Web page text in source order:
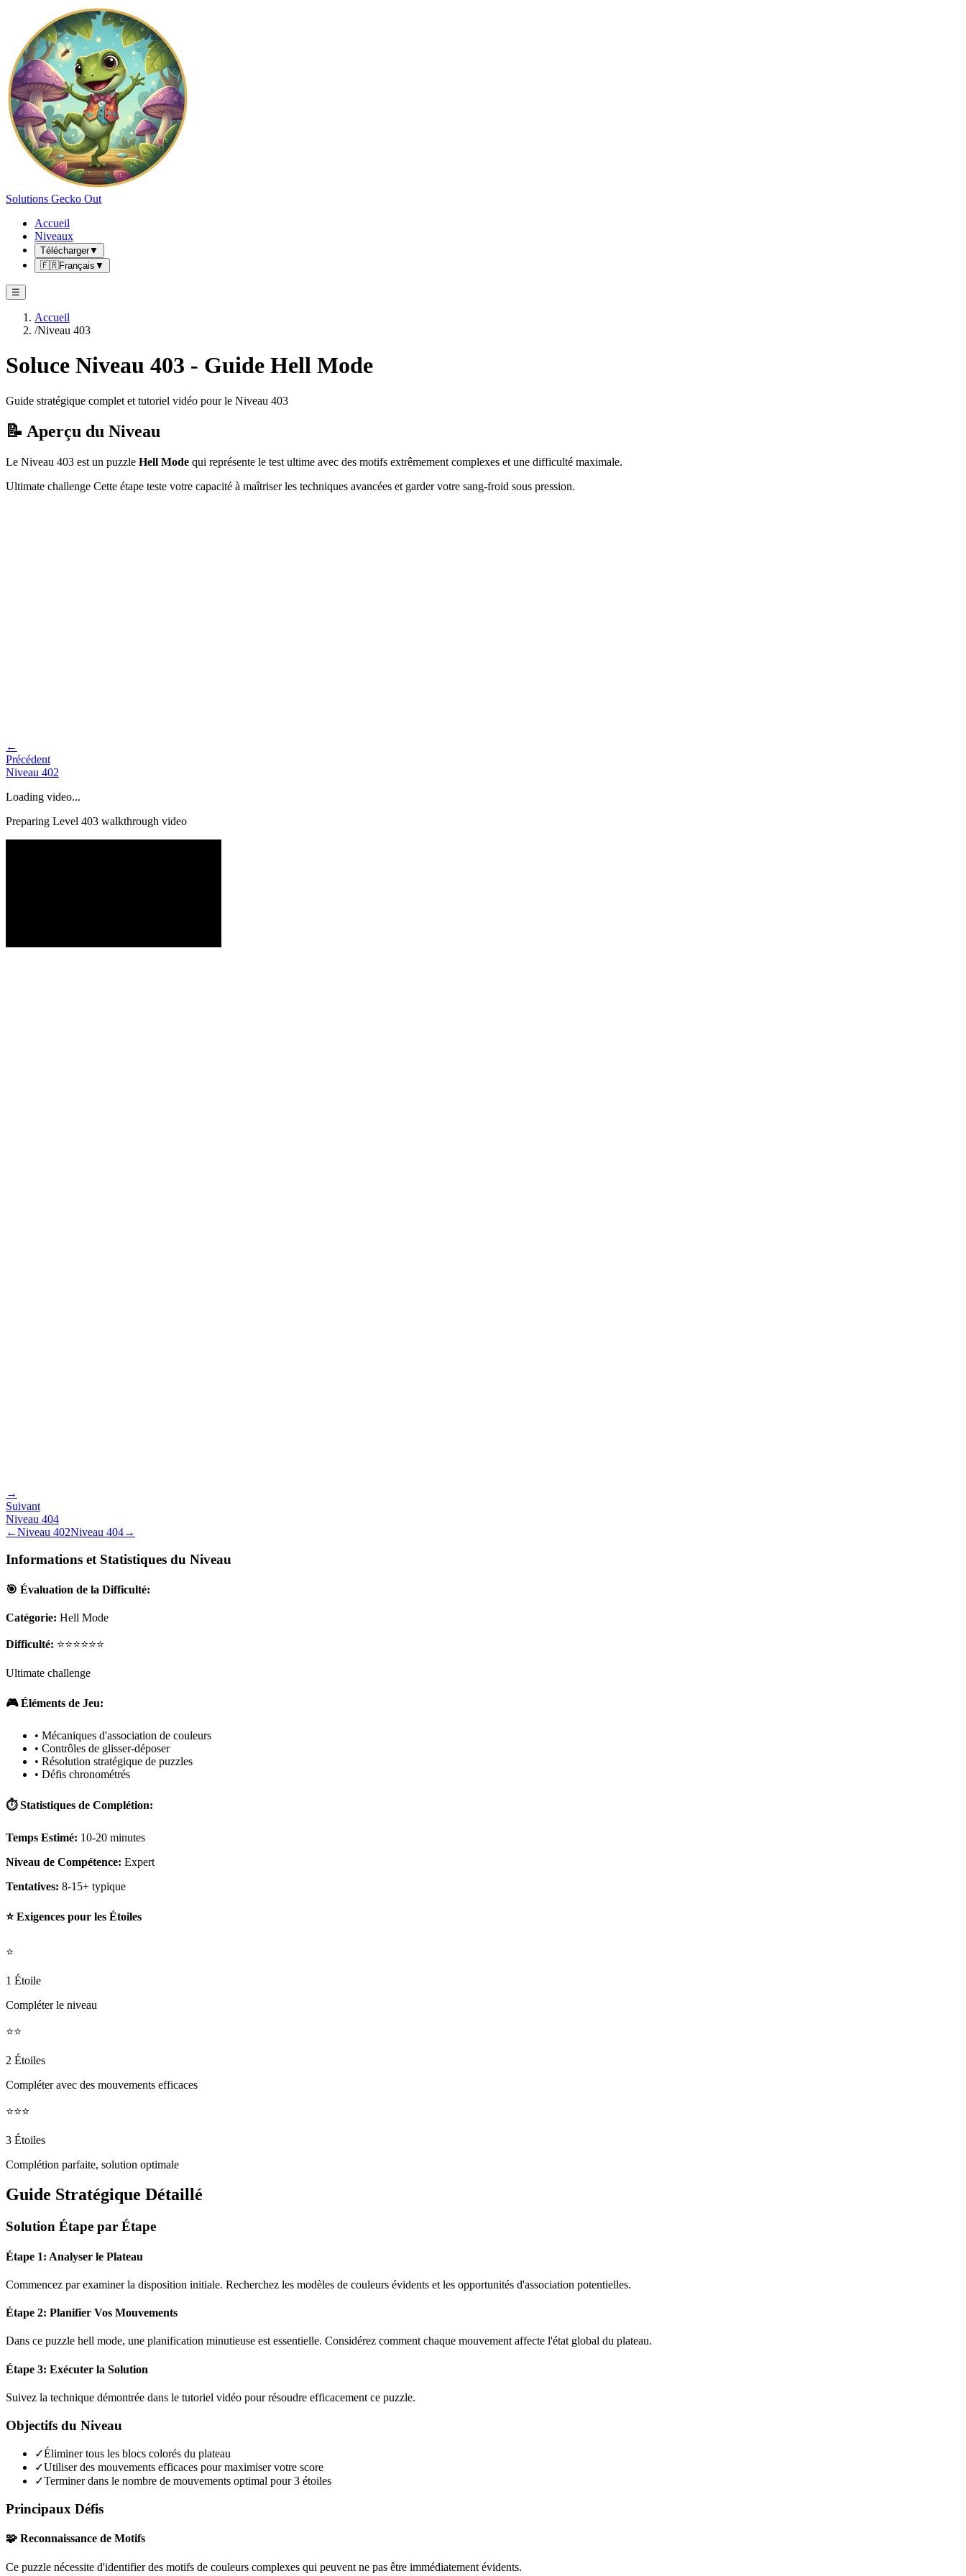
Solutions Gecko Out
Accueil
Niveaux
Télécharger▼
🇫🇷Français ▼
☰
Accueil
/Niveau 403
Soluce Niveau 403 - Guide Hell Mode
Guide stratégique complet et tutoriel vidéo pour le Niveau 403
📝 Aperçu du Niveau
Le Niveau 403 est un puzzle Hell Mode qui représente le test ultime avec des motifs extrêmement complexes et une difficulté maximale.
Ultimate challenge Cette étape teste votre capacité à maîtriser les techniques avancées et garder votre sang-froid sous pression.
←
Précédent
Niveau 402
Loading video...
Preparing Level 403 walkthrough video
→
Suivant
Niveau 404
←Niveau 402Niveau 404→
Informations et Statistiques du Niveau
🎯 Évaluation de la Difficulté:
Catégorie: Hell Mode
Difficulté: ⭐⭐⭐⭐⭐⭐
Ultimate challenge
🎮 Éléments de Jeu:
• Mécaniques d'association de couleurs
• Contrôles de glisser-déposer
• Résolution stratégique de puzzles
• Défis chronométrés
⏱️ Statistiques de Complétion:
Temps Estimé: 10-20 minutes
Niveau de Compétence: Expert
Tentatives: 8-15+ typique
⭐ Exigences pour les Étoiles
⭐
1 Étoile
Compléter le niveau
⭐⭐
2 Étoiles
Compléter avec des mouvements efficaces
⭐⭐⭐
3 Étoiles
Complétion parfaite, solution optimale
Guide Stratégique Détaillé
Solution Étape par Étape
Étape 1: Analyser le Plateau
Commencez par examiner la disposition initiale. Recherchez les modèles de couleurs évidents et les opportunités d'association potentielles.
Étape 2: Planifier Vos Mouvements
Dans ce puzzle hell mode, une planification minutieuse est essentielle. Considérez comment chaque mouvement affecte l'état global du plateau.
Étape 3: Exécuter la Solution
Suivez la technique démontrée dans le tutoriel vidéo pour résoudre efficacement ce puzzle.
Objectifs du Niveau
✓Éliminer tous les blocs colorés du plateau
✓Utiliser des mouvements efficaces pour maximiser votre score
✓Terminer dans le nombre de mouvements optimal pour 3 étoiles
Principaux Défis
🧩 Reconnaissance de Motifs
Ce puzzle nécessite d'identifier des motifs de couleurs complexes qui peuvent ne pas être immédiatement évidents.